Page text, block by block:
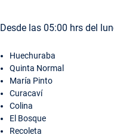
Desde las 05:00 hrs del
Huechuraba
Quinta Normal
María Pinto
Curacaví
Colina
El Bosque
Recoleta